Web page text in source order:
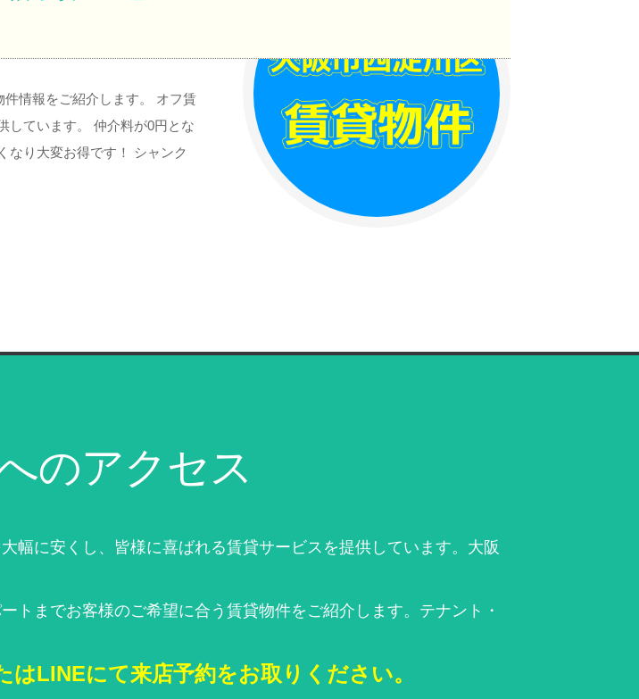
情報をご紹介します。 オフ賃
しています。 仲介料が0円とな
なり大変お得です！ シャンク
のアクセス
幅に安くし、皆様に喜ばれる賃貸サービスを提供しています。大阪
トまでお客様のご希望に合う賃貸物件をご紹介します。テナント・
LINEにて来店予約をお取りください。